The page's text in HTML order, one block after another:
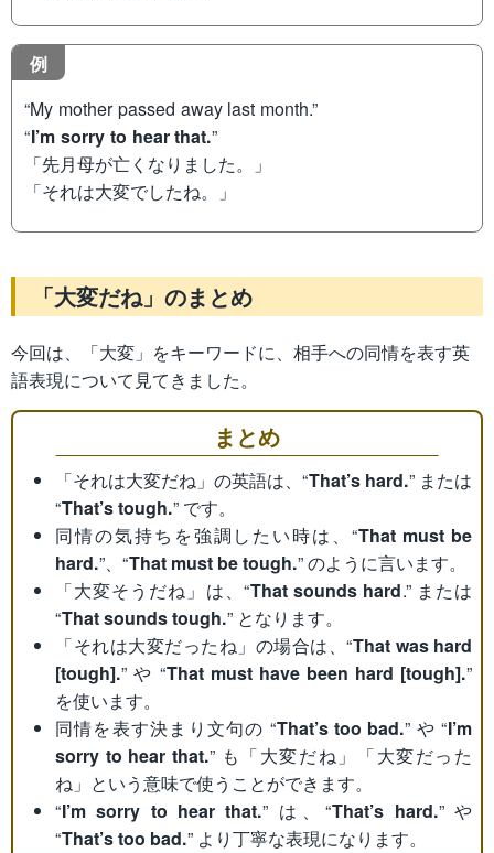
例
“My mother passed away last month.”
“I’m sorry to hear that.”
「先月母が亡くなりました。」
「それは大変でしたね。」
「大変だね」のまとめ
今回は、「大変」をキーワードに、相手への同情を表す英
語表現について見てきました。
まとめ
「それは大変だね」の英語は、“That’s hard.” または
“That’s tough.” です。
同情の気持ちを強調したい時は、“That must be
hard.”、“That must be tough.” のように言います。
「大変そうだね」は、“That sounds hard.” または
“That sounds tough.” となります。
「それは大変だったね」の場合は、“That was hard
[tough].” や “That must have been hard [tough].”
を使います。
同情を表す決まり文句の “That’s too bad.” や “I’m
sorry to hear that.” も「大変だね」「大変だった
ね」という意味で使うことができます。
“I’m sorry to hear that.” は、“That’s hard.” や
“That’s too bad.” より丁寧な表現になります。